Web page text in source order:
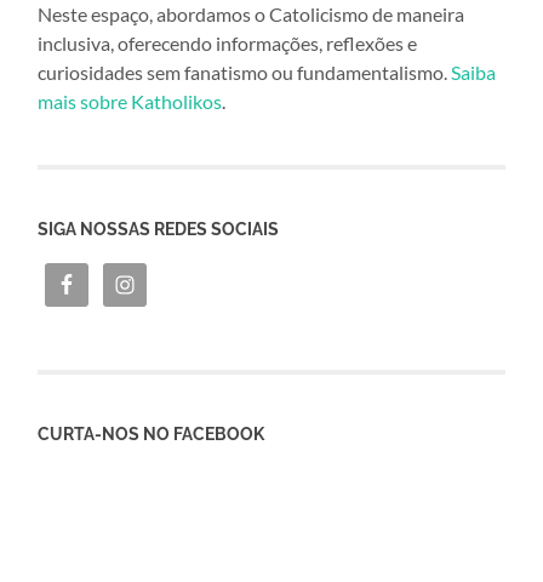
Neste espaço, abordamos o Catolicismo de maneira
inclusiva, oferecendo informações, reflexões e
curiosidades sem fanatismo ou fundamentalismo.Saiba
mais sobre Katholikos.
SIGA NOSSAS REDES SOCIAIS
CURTA-NOS NO FACEBOOK